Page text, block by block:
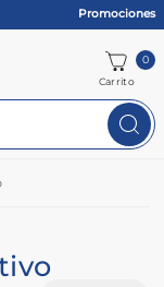
Promociones
Carrito
0